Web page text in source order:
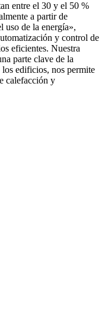
entre el 30 y el 50 %
a partir de
uso de la energía»,
y control de
eficientes. Nuestra
parte clave de la
edificios, nos permite
calefacción y